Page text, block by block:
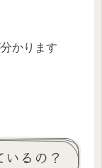
かります
るの？